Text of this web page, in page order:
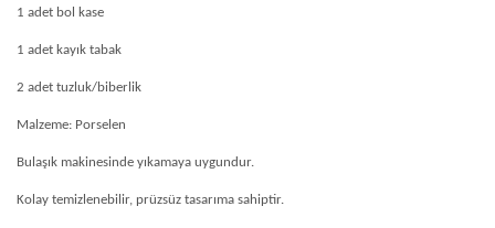
1 adet bol kase
1 adet kayık tabak
2 adet tuzluk/biberlik
Malzeme: Porselen
Bulaşık makinesinde yıkamaya uygundur.
Kolay temizlenebilir, prüzsüz tasarıma sahiptir.